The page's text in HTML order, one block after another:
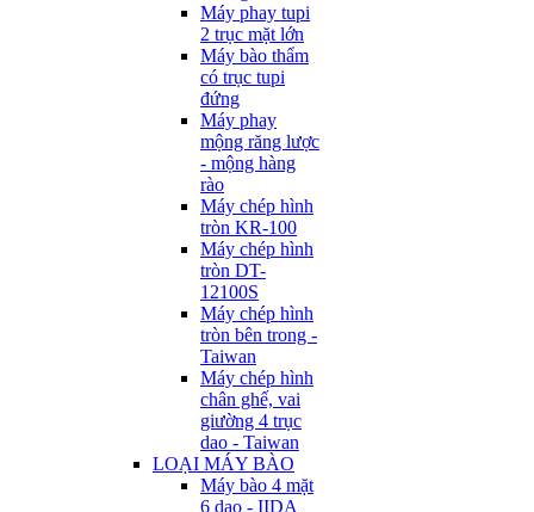
Máy phay tupi
2 trục mặt lớn
Máy bào thẩm
có trục tupi
đứng
Máy phay
mộng răng lược
- mộng hàng
rào
Máy chép hình
tròn KR-100
Máy chép hình
tròn DT-
12100S
Máy chép hình
tròn bên trong -
Taiwan
Máy chép hình
chân ghế, vai
giường 4 trục
dao - Taiwan
LOẠI MÁY BÀO
Máy bào 4 mặt
6 dao - IIDA